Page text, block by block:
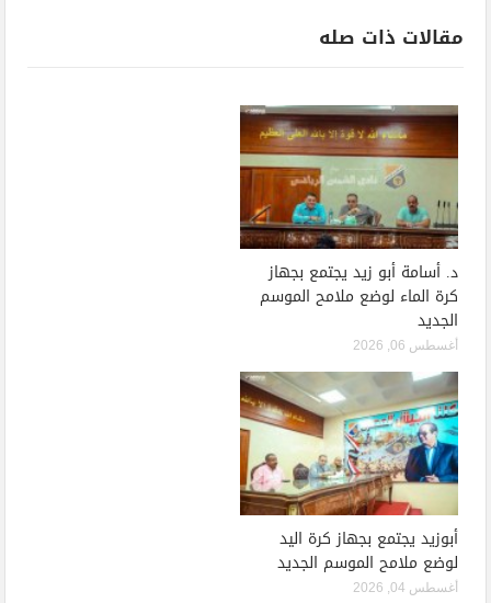
مقالات ذات صله
د. أسامة أبو زيد يجتمع بجهاز
كرة الماء لوضع ملامح الموسم
الجديد
أغسطس 06, 2026
أبوزيد يجتمع بجهاز كرة اليد
لوضع ملامح الموسم الجديد
أغسطس 04, 2026